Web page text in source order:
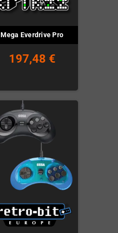
Mega Everdrive Pro
197,48 €